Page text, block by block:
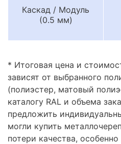
Каскад / Модуль
(0.5 мм)
* Итоговая цена и
зависят от выбранного
(полиэстер, матовый
каталогу RAL и объема
предложить
могли купить
потери качества,